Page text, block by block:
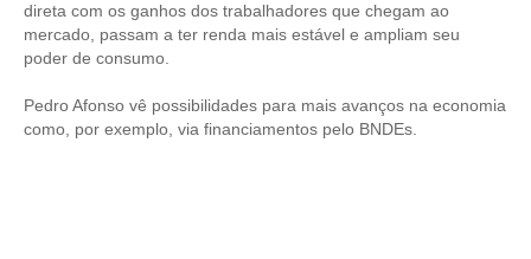
LEI 5.194/1966 – REGULAMENTAÇÃO DA PROFISSÃO
RES 1.002/2002 – CÓDIGO DE ÉTICA
direta com os ganhos dos trabalhadores que chegam ao
mercado, passam a ter renda mais estável e ampliam seu
poder de consumo.
Pedro Afonso vê possibilidades para mais avanços na economia
como, por exemplo, via financiamentos pelo BNDEs.